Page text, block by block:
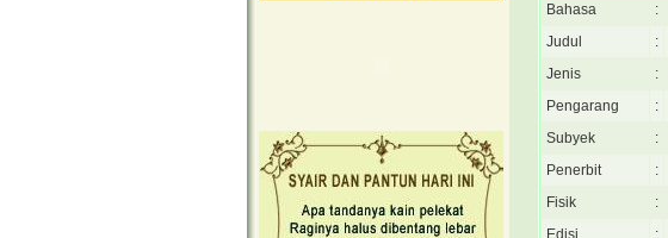
Bahasa
:
Judul
:
Jenis
:
Pengarang
:
Subyek
:
Penerbit
:
Fisik
:
Edisi
: